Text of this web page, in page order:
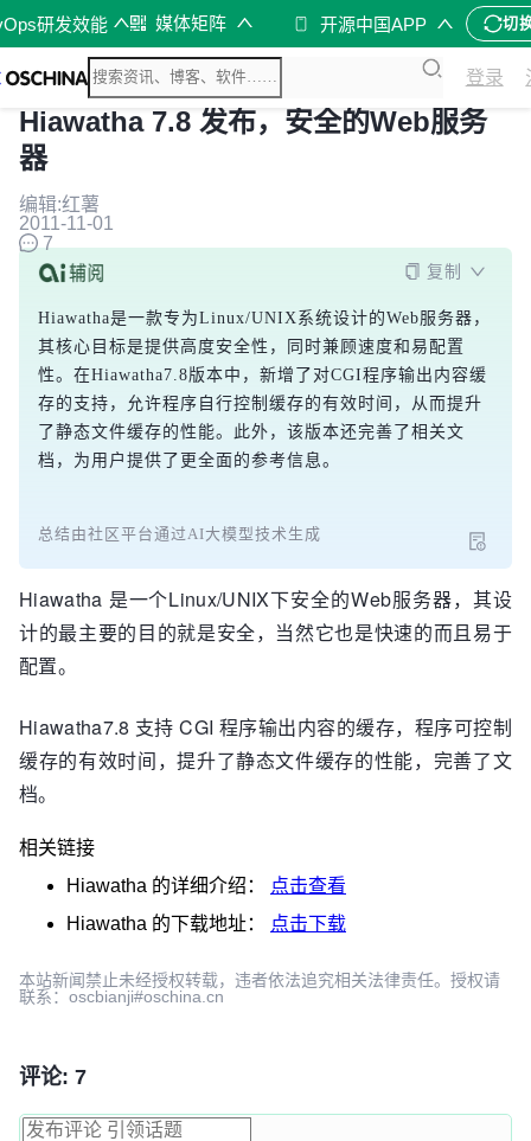
研发效能 媒体矩阵 开源中国APP 切
登录
Hiawatha 7.8 发布，安全的Web服务
器
编辑:红薯
2011-11-01
7
复制
Hiawatha是一款专为Linux/UNIX系统设计的Web服务器，
其核心目标是提供高度安全性，同时兼顾速度和易配置
性。在Hiawatha7.8版本中，新增了对CGI程序输出内容缓
存的支持，允许程序自行控制缓存的有效时间，从而提升
了静态文件缓存的性能。此外，该版本还完善了相关文
档，为用户提供了更全面的参考信息。
总结由社区平台通过AI大模型技术生成
Hiawatha 是一个Linux/UNIX下安全的Web服务器，其设
计的最主要的目的就是安全，当然它也是快速的而且易于
配置。
Hiawatha7.8 支持 CGI 程序输出内容的缓存，程序可控制
缓存的有效时间，提升了静态文件缓存的性能，完善了文
档。
相关链接
Hiawatha 的详细介绍：
点击查看
Hiawatha 的下载地址： 点击下载
本站新闻禁止未经授权转载，违者依法追究相关法律责任。授权请
联系：oscbianji#oschina.cn
评论: 7